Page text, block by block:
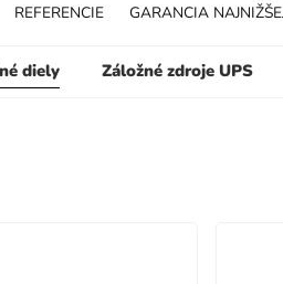
diely Záložné zdroje UPS
REFERENCIE GARANCIA